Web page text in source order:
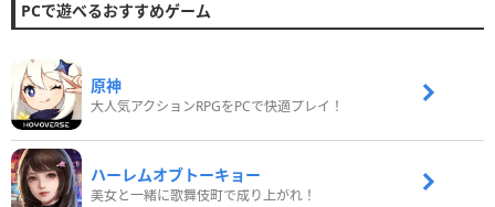
PCで遊べるおすすめゲーム
原神
大人気アクションRPGをPCで快適プレイ！
ハーレムオブトーキョー
美女と一緒に歌舞伎町で成り上がれ！